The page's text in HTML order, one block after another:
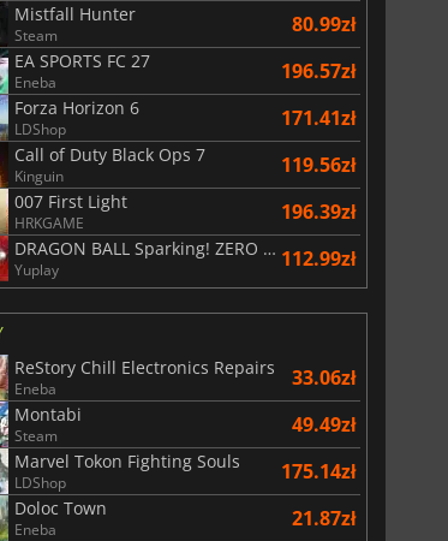
3
Mistfall Hunter
Steam 80.99zł
EA SPORTS FC 27
Eneba 196.57zł
Forza Horizon 6
LDShop 171.41zł
Call of Duty Black Ops 7
Kinguin 119.56zł
007 First Light
HRKGAME 196.39zł
DRAGON BALL Sparking! ZERO Super Limit Breaking NEO
Yuplay 112.99zł
ReStory Chill Electronics Repairs
Eneba 33.06zł
Montabi
Steam 49.49zł
Marvel Tokon Fighting Souls
LDShop 175.14zł
Doloc Town
Eneba 21.87zł